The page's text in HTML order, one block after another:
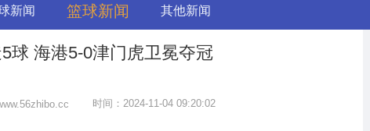
新闻 篮球新闻 其他新闻
球 海港5-0津门虎卫冕夺冠
时间：2024-11-04 09:20:02